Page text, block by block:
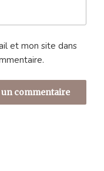
et mon site dans